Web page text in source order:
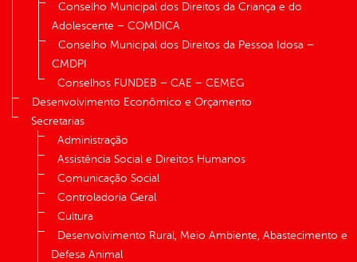
Conselho Municipal dos Direitos da Criança e do
Adolescente – COMDICA
Conselho Municipal dos Direitos da Pessoa Idosa –
CMDPI
Conselhos FUNDEB – CAE – CEMEG
Desenvolvimento Econômico e Orçamento
Secretarias
Administração
Assistência Social e Direitos Humanos
Comunicação Social
Controladoria Geral
Cultura
Desenvolvimento Rural, Meio Ambiente, Abastecimento e
Defesa Animal